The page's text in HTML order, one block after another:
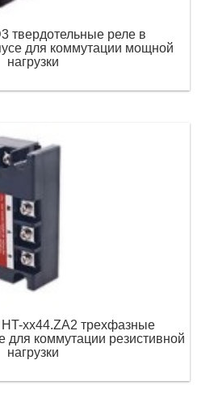
твердотельные реле в
для коммутации мощной
нагрузки
xx44.ZA2 трехфазные
для коммутации резистивной
нагрузки